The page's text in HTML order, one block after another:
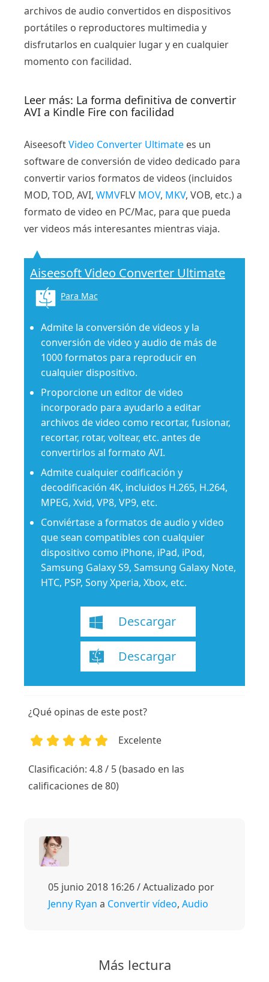
archivos de audio convertidos en dispositivos
portátiles o reproductores multimedia y
disfrutarlos en cualquier lugar y en cualquier
momento con facilidad.
Leer más: La forma definitiva de convertir
AVI a Kindle Fire con facilidad
AiseesoftVideo Converter Ultimate es un
software de conversión de video dedicado para
convertir varios formatos de videos (incluidos
MOD, TOD, AVI, WMVFLV MOV, MKV, VOB, etc.) a
formato de video en PC/Mac, para que pueda
ver videos más interesantes mientras viaja.
Aiseesoft Video Converter Ultimate
Para Mac
Admite la conversión de videos y la
conversión de video y audio de más de
1000 formatos para reproducir en
cualquier dispositivo.
Proporcione un editor de video
incorporado para ayudarlo a editar
archivos de video como recortar, fusionar,
recortar, rotar, voltear, etc. antes de
convertirlos al formato AVI.
Admite cualquier codificación y
decodificación 4K, incluidos H.265, H.264,
MPEG, Xvid, VP8, VP9, ​​etc.
Conviértase a formatos de audio y video
que sean compatibles con cualquier
dispositivo como iPhone, iPad, iPod,
Samsung Galaxy S9, Samsung Galaxy Note,
HTC, PSP, Sony Xperia, Xbox, etc.
Descargar
Descargar
¿Qué opinas de este post?
Excelente
Clasificación: 4.8 / 5 (basado en las
calificaciones de 80)
05 junio 2018 16:26 / Actualizado por
Jenny Ryan a Convertir vídeo, Audio
Más lectura